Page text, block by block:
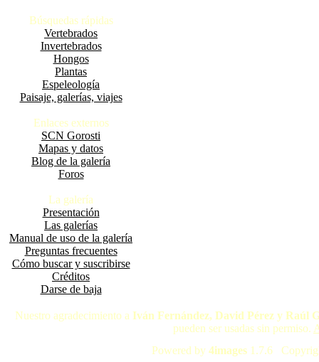
Búsquedas rápidas
Vertebrados
Invertebrados
Hongos
Plantas
Espeleología
Paisaje, galerías, viajes
Enlaces externos
SCN Gorosti
Mapas y datos
Blog de la galería
Foros
La galería
Presentación
Las galerías
Manual de uso de la galería
Preguntas frecuentes
Cómo buscar y suscribirse
Créditos
Darse de baja
Nuestro agradecimiento a Iván Fernández, David Pérez y Raúl
pueden ser usadas sin permiso.
Powered by 4images 1.7.6